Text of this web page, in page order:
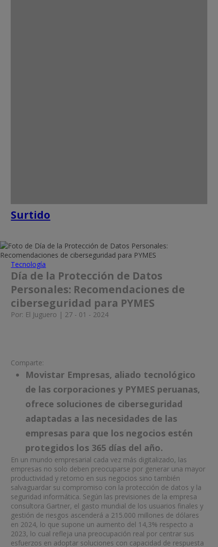
Surtido
Tecnología
Día de la Protección de Datos
Personales: Recomendaciones de
ciberseguridad para PYMES
Por: El Juguero | 27 - 01 - 2024
Comparte:
Movistar Empresas, aliado tecnológico
de las corporaciones y PYMES peruanas,
ofrece soluciones de ciberseguridad
adaptadas a las necesidades de las
empresas para que los negocios estén
protegidos los 365 días del año.
En un mundo empresarial cada vez más digitalizado, las
empresas no solo deben preocuparse por generar una mayor
productividad y retorno en sus negocios sino también
salvaguardar su compromiso con la protección de datos y la
seguridad informática. Según las previsiones de la empresa
consultora Gartner, el gasto mundial de los usuarios finales y
gestión de riesgos ascenderá a 215.000 millones de dólares
en 2024, lo que supone un aumento del 14,3% respecto a
2023, lo cual refleja una preocupación real por centrar sus
esfuerzos en adoptar soluciones con capacidad de respuesta